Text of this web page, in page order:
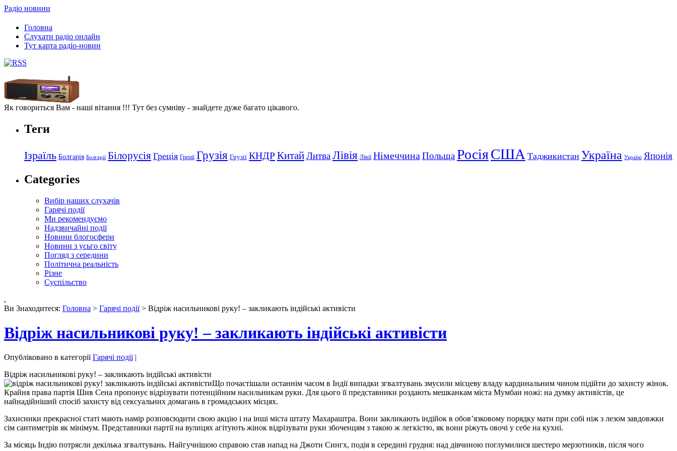
Радіо новини
Головна
Слухати радіо онлайн
Тут карта радіо-новин
Як говориться Вам - наші вітання !!! Тут без сумніву - знайдете дуже багато цікавого.
Теги
Ізраїль Болгарія Болгарії Білорусія Греція Греції Грузія Грузії КНДРКитайЛитваЛівія Лівії Німеччина ПольщаРосіяСША Таджикистан Україна Україні Японія
Categories
Вибір наших слухачів
Гарячі події
Ми рекомендуємо
Надзвичайні події
Новини блогосфери
Новини з усьго світу
Погляд з середини
Політична реальність
Різне
Суспільство
,
Ви Знаходитеся: Головна > Гарячі події> Відріж насильникові руку! – закликають індійські активісти
Відріж насильникові руку! – закликають індійські активісти
Опубліковано в категоріїГарячі події|
Відріж насильникові руку! – закликають індійські активісти
Що почастішали останнім часом в Індії випадки згвалтувань змусили місцеву владу кардинальним чином підійти до захисту жінок.
Крайня права партія Шив Сена пропонує відрізувати потенційним насильникам руки. Для цього її представники роздають мешканкам міста Мумбаи ножі: на думку активістів, це
найнадійніший спосіб захисту від сексуальних домагань в громадських місцях.
Захисники прекрасної статі мають намір розповсюдити свою акцію і на інші міста штату Махараштра. Вони закликають індійок в обов’язковому порядку мати при собі ніж з лезом завдовжки
сім сантиметрів як мінімум. Представники партії на вулицях агітують жінок відрізувати руки збоченцям з такою ж легкістю, як вони ріжуть овочі у себе на кухні.
За місяць Індію потрясли декілька згвалтувань. Найгучнішою справою став напад на Джоти Сингх, подія в середині грудня: над дівчиною поглумилися шестеро мерзотників, після чого